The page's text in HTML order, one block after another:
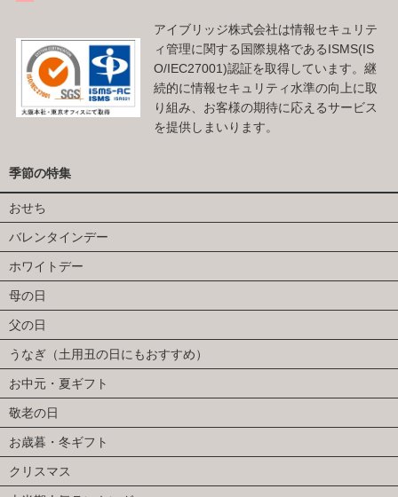
アイブリッジ株式会社は情報セキュリテ
ィ管理に関する国際規格であるISMS(IS
O/IEC27001)認証を取得しています。継
続的に情報セキュリティ水準の向上に取
り組み、お客様の期待に応えるサービス
を提供しまいります。
季節の特集
おせち
バレンタインデー
ホワイトデー
母の日
父の日
うなぎ（土用丑の日にもおすすめ）
お中元・夏ギフト
敬老の日
お歳暮・冬ギフト
クリスマス